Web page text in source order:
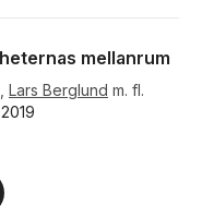
mellanrum
Lars Berglund m. fl.
antal röster: